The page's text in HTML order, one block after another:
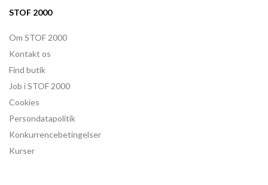
STOF 2000
Om STOF 2000
Kontakt os
Find butik
Job i STOF 2000
Cookies
Persondatapolitik
Konkurrencebetingelser
Kurser